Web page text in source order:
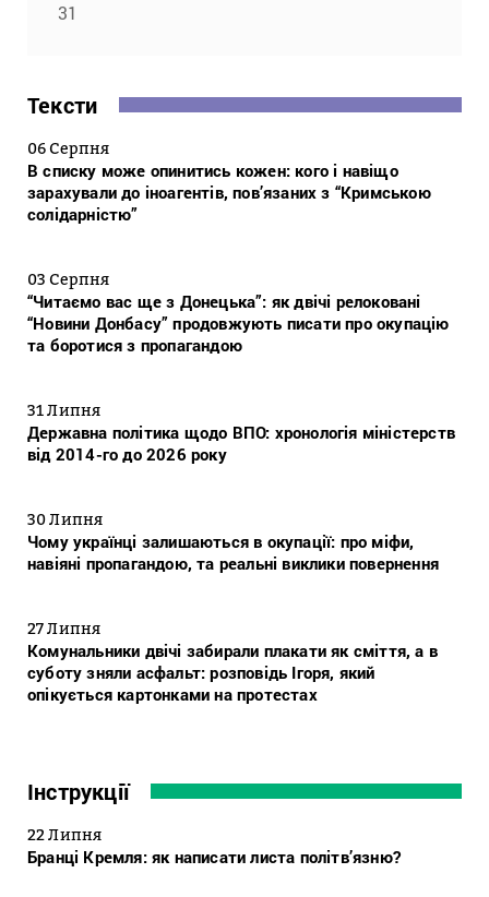
31
Тексти
06 Серпня
В списку може опинитись кожен: кого і навіщо
зарахували до іноагентів, пов’язаних з “Кримською
солідарністю”
03 Серпня
“Читаємо вас ще з Донецька”: як двічі релоковані
“Новини Донбасу” продовжують писати про окупацію
та боротися з пропагандою
31 Липня
Державна політика щодо ВПО: хронологія міністерств
від 2014-го до 2026 року
30 Липня
Чому українці залишаються в окупації: про міфи,
навіяні пропагандою, та реальні виклики повернення
27 Липня
Комунальники двічі забирали плакати як сміття, а в
суботу зняли асфальт: розповідь Ігоря, який
опікується картонками на протестах
Інструкції
22 Липня
Бранці Кремля: як написати листа політв’язню?